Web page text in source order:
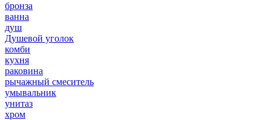
бронза
ванна
душ
Душевой уголок
комби
кухня
раковина
рычажный смеситель
умывальник
унитаз
хром